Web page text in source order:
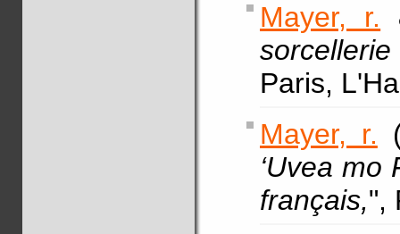
Mayer, r.
sorcellerie
Paris,
Mayer, r.
‘Uvea
français,",